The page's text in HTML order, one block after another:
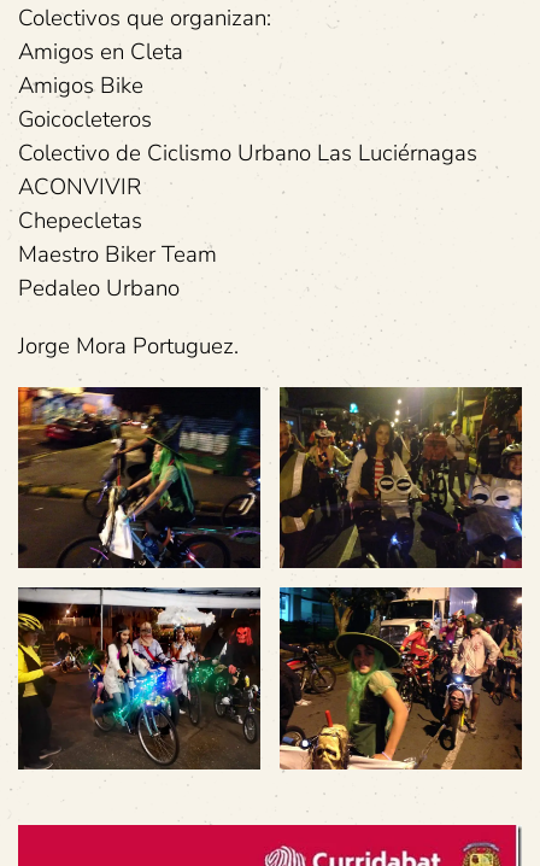
Colectivos que organizan:
Amigos en Cleta
Amigos Bike
Goicocleteros
Colectivo de Ciclismo Urbano Las Luciérnagas
ACONVIVIR
Chepecletas
Maestro Biker Team
Pedaleo Urbano
Jorge Mora Portuguez.